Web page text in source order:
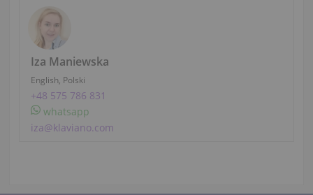
Iza Maniewska
English, Polski
+48 575 786 831
whatsapp
iza@klaviano.com